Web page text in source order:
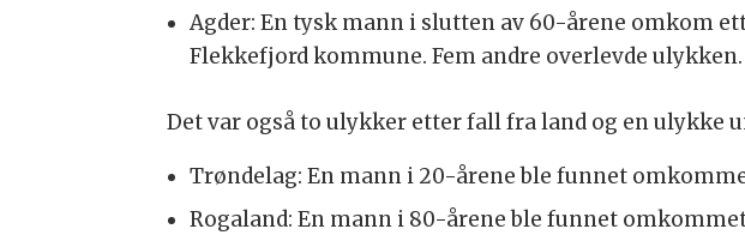
Agder: En tysk mann i slutten av 60-årene omkom
Flekkefjord kommune. Fem andre overlevde ulykken.
Det var også to ulykker etter fall fra land og en ulykke
Trøndelag: En mann i 20-årene ble funnet
Rogaland: En mann i 80-årene ble funnet